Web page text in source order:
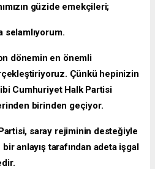
güzide emekçileri;
selamlıyorum.
dönemin en önemli
Çünkü hepinizin
Cumhuriyet Halk Partisi
birinden geçiyor.
saray rejiminin desteğiyle
anlayış tarafından adeta işgal